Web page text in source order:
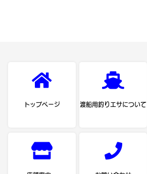
トップページ 渡船用釣りエサについて